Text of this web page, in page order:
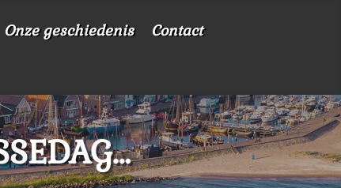
Onze geschiedenis Contact